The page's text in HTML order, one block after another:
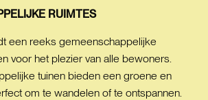
RUIMTES
een reeks gemeenschappelijke
voor het plezier van alle bewoners.
tuinen bieden een groene en
om te wandelen of te ontspannen.